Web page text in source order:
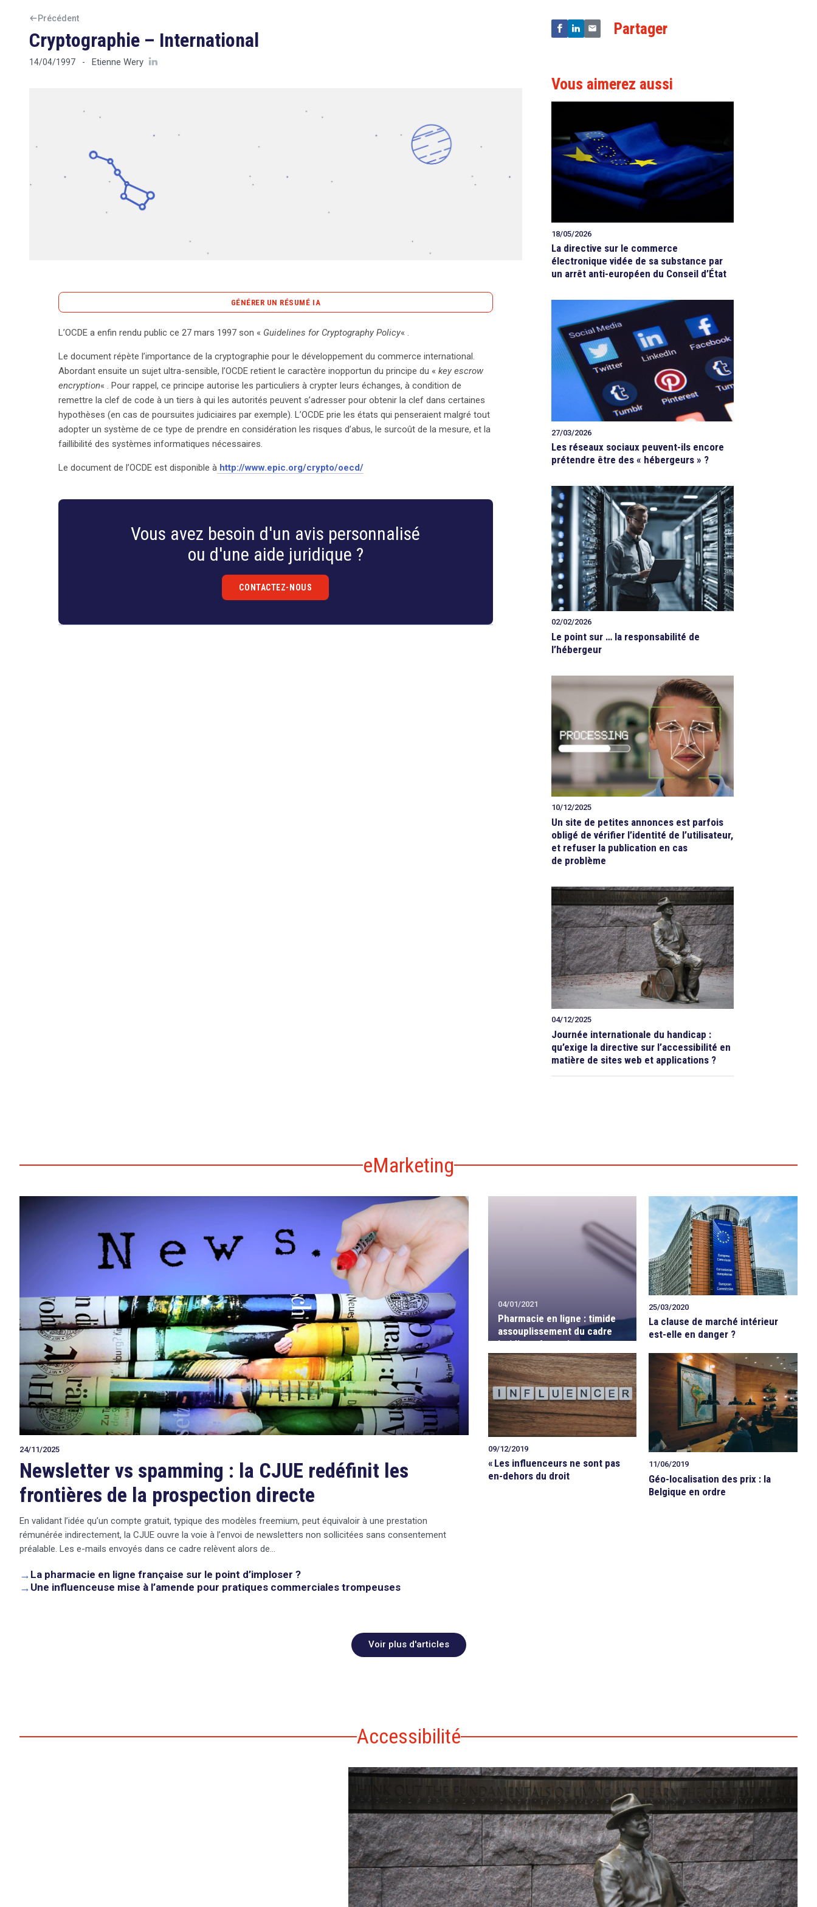
Précédent
Cryptographie – International
14/04/1997 - Etienne Wery
GÉNÉRER UN RÉSUMÉ IA
rôle crucial dans le commerce international. Daté du 27 mars 1997, ce rapport met en lumière les
enjeux contemporains liés à la sécurité des échanges numériques. L’un des points les plus sensibles
abordés est le principe du « key escrow encryption ». Ce mécanisme permettrait aux particuliers de
crypter leurs communications, à condition de confier la clé à une tierce partie, accessible par les
autorités dans certaines circonstances, comme les enquêtes judiciaires. Cependant, l’OCDE appelle à
la prudence face à cette approche. Le rapport met en avant les risques potentiels d’abus, les coûts
supplémentaires engendrés par sa mise en œuvre, ainsi que les vulnérabilités inhérentes aux
systèmes informatiques nécessaires pour gérer ces clés. Dans un monde où la sécurité des données
de l’OCDE, rendez-vous sur leur site officiel. Ce rapport constitue un appel à une réflexion approfondie
sur l’équilibre entre sécurité et vie privée dans le domaine de la cryptographie.
L’OCDE a enfin rendu public ce 27 mars 1997 son « Guidelines for Cryptography Policy« .
Le document répète l’importance de la cryptographie pour le développement du commerce international.
Abordant ensuite un sujet ultra-sensible, l’OCDE retient le caractère inopportun du principe du « key escrow
encryption« . Pour rappel, ce principe autorise les particuliers à crypter leurs échanges, à condition de
remettre la clef de code à un tiers à qui les autorités peuvent s’adresser pour obtenir la clef dans certaines
hypothèses (en cas de poursuites judiciaires par exemple). L’OCDE prie les états qui penseraient malgré tout
adopter un système de ce type de prendre en considération les risques d’abus, le surcoût de la mesure, et la
faillibilité des systèmes informatiques nécessaires.
Le document de l’OCDE est disponible à http://www.epic.org/crypto/oecd/
Vous avez besoin d'un avis personnalisé
ou d'une aide juridique ?
CONTACTEZ-NOUS
Partager
Vous aimerez aussi
18/05/2026
La directive sur le commerce
électronique vidée de sa substance par
un arrêt anti-européen du Conseil d’État
27/03/2026
Les réseaux sociaux peuvent-ils encore
prétendre être des « hébergeurs » ?
02/02/2026
Le point sur … la responsabilité de
l’hébergeur
10/12/2025
Un site de petites annonces est parfois
obligé de vérifier l’identité de l’utilisateur,
et refuser la publication en cas
de problème
04/12/2025
Journée internationale du handicap :
qu’exige la directive sur l’accessibilité en
matière de sites web et applications ?
eMarketing
24/11/2025
Newsletter vs spamming : la CJUE redéfinit les
frontières de la prospection directe
En validant l’idée qu’un compte gratuit, typique des modèles freemium, peut équivaloir à une prestation
rémunérée indirectement, la CJUE ouvre la voie à l’envoi de newsletters non sollicitées sans consentement
préalable. Les e-mails envoyés dans ce cadre relèvent alors de…
→ La pharmacie en ligne française sur le point d’imploser ?
→ Une influenceuse mise à l’amende pour pratiques commerciales trompeuses
04/01/2021
Pharmacie en ligne : timide
assouplissement du cadre
juridique français
25/03/2020
La clause de marché intérieur
est-elle en danger ?
09/12/2019
« Les influenceurs ne sont pas
en-dehors du droit
11/06/2019
Géo-localisation des prix : la
Belgique en ordre
Voir plus d'articles
Accessibilité